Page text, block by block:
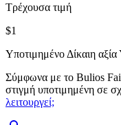
Τρέχουσα τιμή
$1
Υποτιμημένο Δίκαιη αξία
Σύμφωνα με το Bulios
στιγμή υποτιμημένη σε
λειτουργεί;